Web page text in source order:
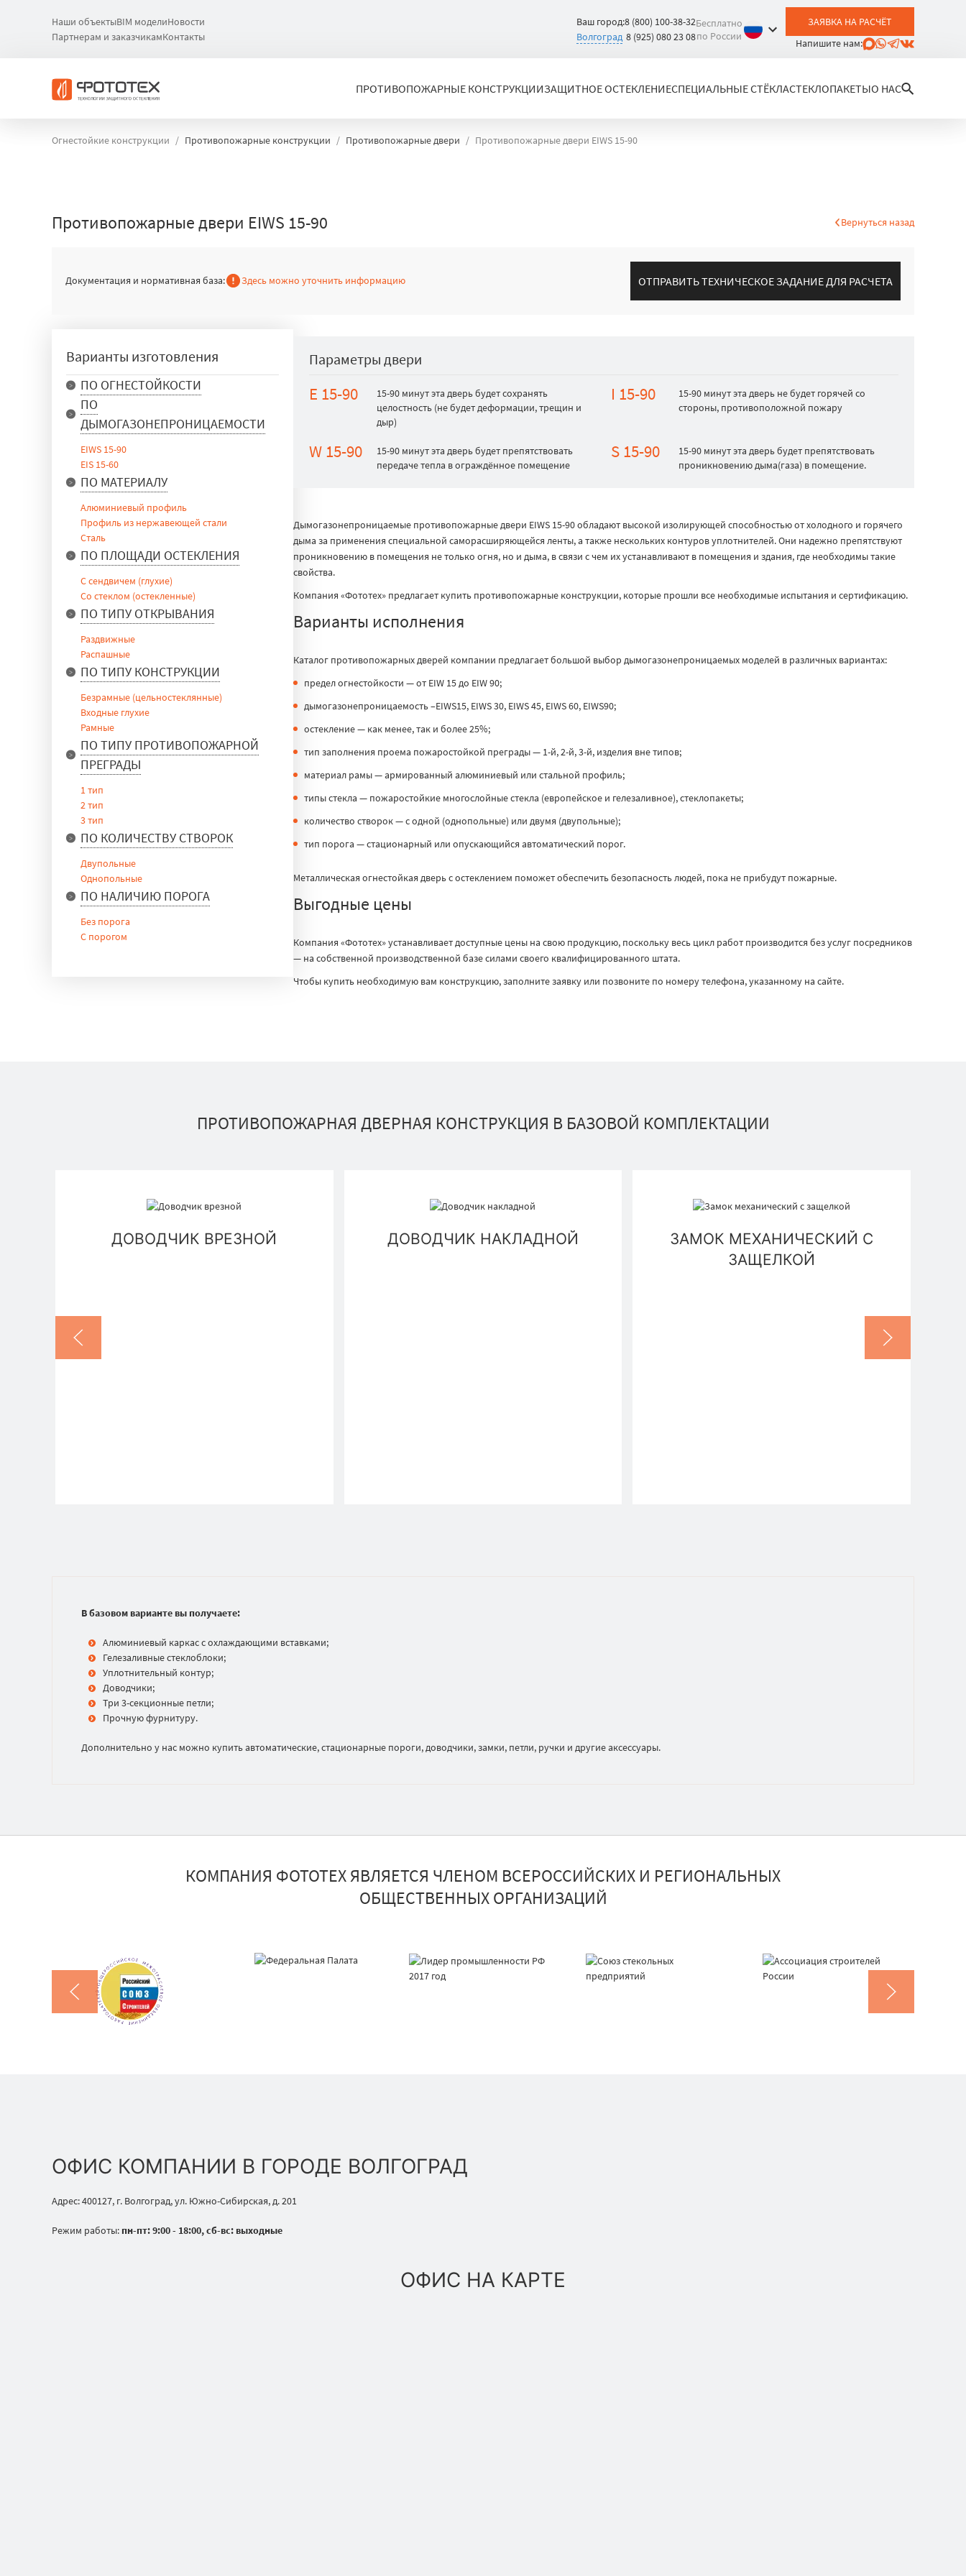
Наши объектыBIM моделиНовости
Партнерам и заказчикамКонтакты
Ваш город:
Волгоград
8 (800) 100-38-32
8 (925) 080 23 08
Бесплатно
по России
ЗАЯВКА НА РАСЧЁТ
Напишите нам:
ПРОТИВОПОЖАРНЫЕ КОНСТРУКЦИИЗАЩИТНОЕ ОСТЕКЛЕНИЕСПЕЦИАЛЬНЫЕ СТЁКЛАСТЕКЛОПАКЕТЫО НАС
Огнестойкие конструкции Противопожарные конструкции Противопожарные двери Противопожарные двери EIWS 15-90
Противопожарные двери EIWS 15-90 Вернуться назад
Документация и нормативная база: Здесь можно уточнить информацию ОТПРАВИТЬ ТЕХНИЧЕСКОЕ ЗАДАНИЕ ДЛЯ РАСЧЕТА
Параметры двери
E 15-90
15-90 минут эта дверь будет сохранять
целостность (не будет деформации, трещин и
дыр)
I 15-90
15-90 минут эта дверь не будет горячей со
стороны, противоположной пожару
W 15-90
15-90 минут эта дверь будет препятствовать
передаче тепла в ограждённое помещение
S 15-90
15-90 минут эта дверь будет препятствовать
проникновению дыма(газа) в помещение.
Дымогазонепроницаемые противопожарные двери EIWS 15-90 обладают высокой изолирующей способностью от холодного и горячего
дыма за применения специальной саморасширяющейся ленты, а также нескольких контуров уплотнителей. Они надежно препятствуют
проникновению в помещения не только огня, но и дыма, в связи с чем их устанавливают в помещения и здания, где необходимы такие
свойства.
Компания «Фототех» предлагает купить противопожарные конструкции, которые прошли все необходимые испытания и сертификацию.
Варианты исполнения
Каталог противопожарных дверей компании предлагает большой выбор дымогазонепроницаемых моделей в различных вариантах:
предел огнестойкости — от EIW 15 до EIW 90;
дымогазонепроницаемость –EIWS15, EIWS 30, EIWS 45, EIWS 60, EIWS90;
остекление — как менее, так и более 25%;
тип заполнения проема пожаростойкой преграды — 1-й, 2-й, 3-й, изделия вне типов;
материал рамы — армированный алюминиевый или стальной профиль;
типы стекла — пожаростойкие многослойные стекла (европейское и гелезаливное), стеклопакеты;
количество створок — с одной (однопольные) или двумя (двупольные);
тип порога — стационарный или опускающийся автоматический порог.
Металлическая огнестойкая дверь с остеклением поможет обеспечить безопасность людей, пока не прибудут пожарные.
Выгодные цены
Компания «Фототех» устанавливает доступные цены на свою продукцию, поскольку весь цикл работ производится без услуг посредников
— на собственной производственной базе силами своего квалифицированного штата.
Чтобы купить необходимую вам конструкцию, заполните заявку или позвоните по номеру телефона, указанному на сайте.
Варианты изготовления
ПО ОГНЕСТОЙКОСТИ
EIW 15
EIW 30
EIW 45
EIW 60
EIW 90
EI 15
EI 30
EI 45
EI 60
EI 90
ПО
ДЫМОГАЗОНЕПРОНИЦАЕМОСТИ
EIWS 15-90
EIS 15-60
ПО МАТЕРИАЛУ
Алюминиевый профиль
Профиль из нержавеющей стали
Сталь
ПО ПЛОЩАДИ ОСТЕКЛЕНИЯ
С сендвичем (глухие)
Со стеклом (остекленные)
ПО ТИПУ ОТКРЫВАНИЯ
Раздвижные
Распашные
ПО ТИПУ КОНСТРУКЦИИ
Безрамные (цельностеклянные)
Входные глухие
Рамные
ПО ТИПУ ПРОТИВОПОЖАРНОЙ
ПРЕГРАДЫ
1 тип
2 тип
3 тип
ПО КОЛИЧЕСТВУ СТВОРОК
Двупольные
Однопольные
ПО НАЛИЧИЮ ПОРОГА
Без порога
С порогом
ПРОТИВОПОЖАРНАЯ ДВЕРНАЯ КОНСТРУКЦИЯ В БАЗОВОЙ КОМПЛЕКТАЦИИ
ДОВОДЧИК ВРЕЗНОЙ ДОВОДЧИК НАКЛАДНОЙ
ЗАМОК МЕХАНИЧЕСКИЙ С
ЗАЩЕЛКОЙ
В базовом варианте вы получаете:
Алюминиевый каркас с охлаждающими вставками;
Гелезаливные стеклоблоки;
Уплотнительный контур;
Доводчики;
Три 3-секционные петли;
Прочную фурнитуру.
Дополнительно у нас можно купить автоматические, стационарные пороги, доводчики, замки, петли, ручки и другие аксессуары.
КОМПАНИЯ ФОТОТЕХ ЯВЛЯЕТСЯ ЧЛЕНОМ ВСЕРОССИЙСКИХ И РЕГИОНАЛЬНЫХ
ОБЩЕСТВЕННЫХ ОРГАНИЗАЦИЙ
ОФИС КОМПАНИИ В ГОРОДЕ ВОЛГОГРАД
Адрес: 400127, г. Волгоград, ул. Южно-Сибирская, д. 201
Режим работы: пн-пт: 9:00 - 18:00, сб-вс: выходные
ОФИС НА КАРТЕ